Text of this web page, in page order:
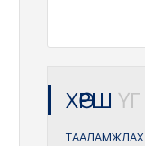
ХӨРШ ҮГ
ТААЛАМЖЛАХ